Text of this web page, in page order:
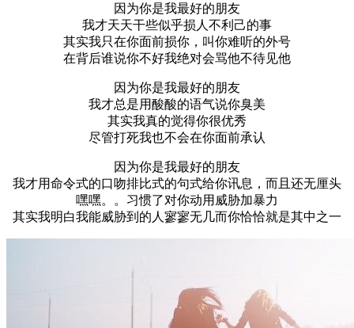
因为你是我最好的朋友
我才天天干些似乎损人不利己的事
其实我只在你面前损你，叫你难听的外号
在背后谁说你不好我绝对会骂他不待见他
因为你是我最好的朋友
我才总是用酸酸的语气说你臭美
其实我真的觉得你很优秀
尽管打死我也不会在你面前承认
因为你是我最好的朋友
我才用命令式的口吻排比式的句式给你讯息，而且还无厘头
嘿嘿。。习惯了对你动用威胁加暴力
其实我明白我能威胁到的人寥寥无几而你恰恰就是其中之一